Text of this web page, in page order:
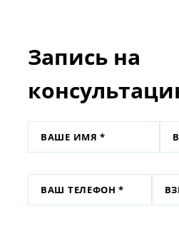
Запись на